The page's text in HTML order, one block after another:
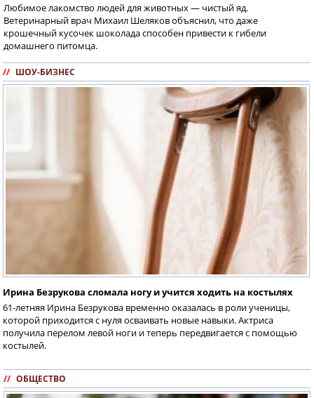
Любимое лакомство людей для животных — чистый яд.
Ветеринарный врач Михаил Шеляков объяснил, что даже
крошечный кусочек шоколада способен привести к гибели
домашнего питомца.
// ШОУ-БИЗНЕС
Ирина Безрукова сломала ногу и учится ходить на костылях
61-летняя Ирина Безрукова временно оказалась в роли ученицы,
которой приходится с нуля осваивать новые навыки. Актриса
получила перелом левой ноги и теперь передвигается с помощью
костылей.
// ОБЩЕСТВО